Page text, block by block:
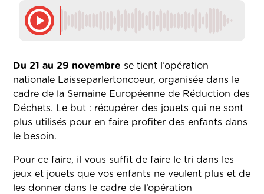
Du 21 au 29 novembre se tient l’opération
nationale Laisseparlertoncoeur, organisée dans le
cadre de la Semaine Européenne de Réduction des
Déchets. Le but : récupérer des jouets qui ne sont
plus utilisés pour en faire profiter des enfants dans
le besoin.
Pour ce faire, il vous suffit de faire le tri dans les
jeux et jouets que vos enfants ne veulent plus et de
les donner dans le cadre de l’opération